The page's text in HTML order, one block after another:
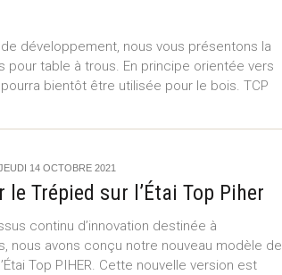
développement, nous vous présentons la
pour table à trous. En principe orientée vers
bientôt être utilisée pour le bois. TCP
14 OCTOBRE 2021
Trépied sur l’Étai Top Piher
continu d’innovation destinée à
nous avons conçu notre nouveau modèle de
Top PIHER. Cette nouvelle version est